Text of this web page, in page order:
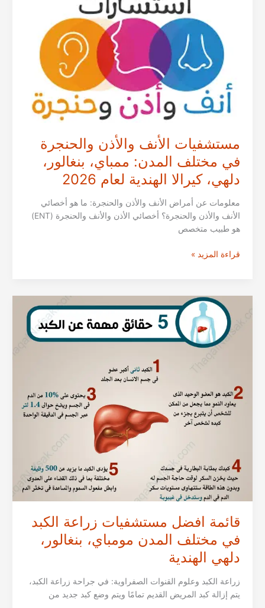
مومباي،
بنغالور،
نيودلهي،
حيدرآباد
الهندية
2026
مستشفيات الأنف والأذن والحنجرة
في مختلف المدن: ممباي، بنغالور،
دلهي، كيرالا الهندية لعام 2026
معلومات عن أمراض الأنف والأذن والحنجرة: ما هو أخصائي
الأنف والأذن والحنجرة؟ أخصائي الأذن والأنف والحنجرة (ENT)
هو طبيب متخصص
مستشفيات
مختلف
المدن:
ممباي،
كيرالا
الهندية
لعام
2026
قراءة المزيد »
قائمة افضل مستشفيات زراعة الكبد
في مختلف المدن مومباي، بنغالور،
دلهي الهندية
زراعة الكبد وعلوم القنوات الصفراوية: في جراحة زراعة الكبد،
يتم إزالة كبد المريض القديم تمامًا ويتم وضع كبد جديد من